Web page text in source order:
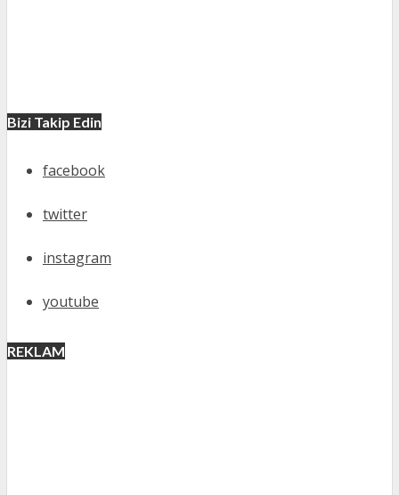
Bizi Takip Edin
facebook
twitter
instagram
youtube
REKLAM